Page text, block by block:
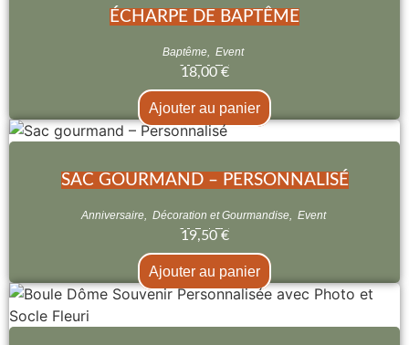
ÉCHARPE DE BAPTÊME
Baptême, Event
18,00 €
Ajouter au panier
SAC GOURMAND – PERSONNALISÉ
Anniversaire, Décoration et Gourmandise, Event
19,50 €
Ajouter au panier